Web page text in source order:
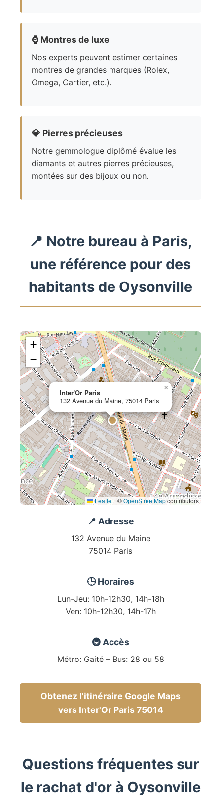
⌚ Montres de luxe
Nos experts peuvent estimer certaines
montres de grandes marques (Rolex,
Omega, Cartier, etc.).
💎 Pierres précieuses
Notre gemmologue diplômé évalue les
diamants et autres pierres précieuses,
montées sur des bijoux ou non.
📍 Notre bureau à Paris,
une référence pour des
habitants de Oysonville
Inter'Or Paris
132 Avenue du Maine, 75014 Paris
×
+
−
Leaflet | ©OpenStreetMapcontributors
📍 Adresse
132 Avenue du Maine
75014 Paris
🕒 Horaires
Lun-Jeu: 10h-12h30, 14h-18h
Ven: 10h-12h30, 14h-17h
🚇 Accès
Métro: Gaité – Bus: 28 ou 58
Obtenez l'itinéraire Google Maps
vers Inter'Or Paris 75014
Questions fréquentes sur
le rachat d'or à Oysonville